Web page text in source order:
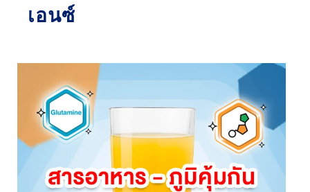
เกี่ยวกับเรา
การลงทุนและหุ้นส่วนทางธุรกิจของเรา
Contact
revamp
ติดต่อเรา
Social
revamp
v2
เปลี่ยนโหมดหน้าจอ
เอนซ์